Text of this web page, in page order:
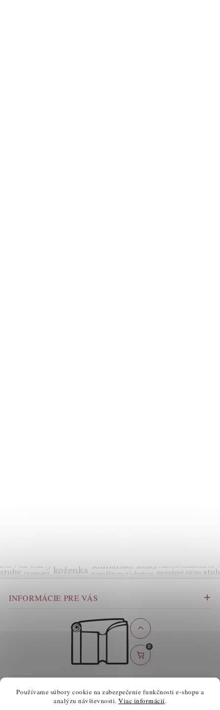
INFORMÁCIE PRE VÁS
0
Používame súbory cookie na zabezpečenie funkčnosti e-shopu a
analýzu návštevnosti. Viac informácií.